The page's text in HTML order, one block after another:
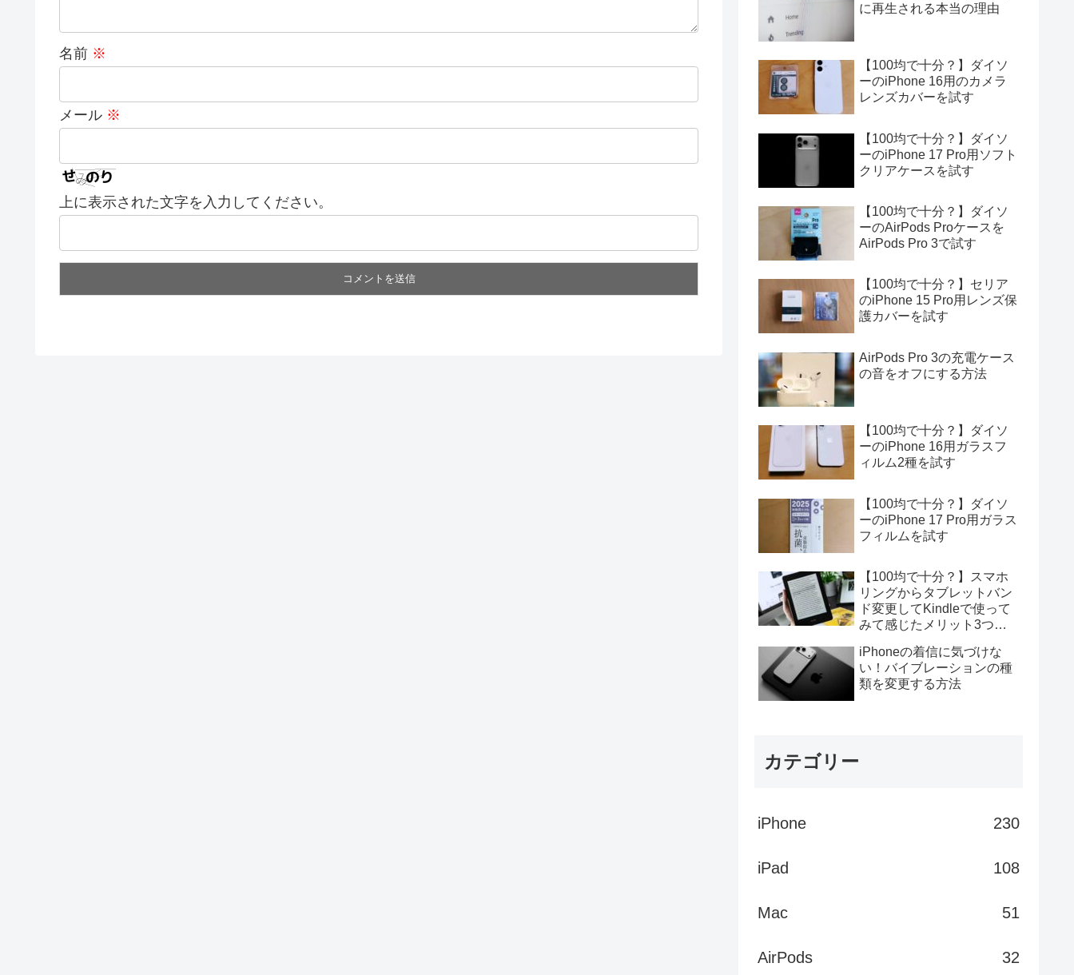
名前 ※
メール ※
上に表示された文字を入力してください。
に再生される本当の理由
【100均で十分？】ダイソ
ーのiPhone 16用のカメラ
レンズカバーを試す
【100均で十分？】ダイソ
ーのiPhone 17 Pro用ソフト
クリアケースを試す
【100均で十分？】ダイソ
ーのAirPods Proケースを
AirPods Pro 3で試す
【100均で十分？】セリア
のiPhone 15 Pro用レンズ保
護カバーを試す
AirPods Pro 3の充電ケース
の音をオフにする方法
【100均で十分？】ダイソ
ーのiPhone 16用ガラスフ
ィルム2種を試す
【100均で十分？】ダイソ
ーのiPhone 17 Pro用ガラス
フィルムを試す
【100均で十分？】スマホ
リングからタブレットバン
ド変更してKindleで使って
みて感じたメリット3つデ
iPhoneの着信に気づけな
い！バイブレーションの種
類を変更する方法
カテゴリー
iPhone 230
iPad 108
Mac 51
AirPods 32